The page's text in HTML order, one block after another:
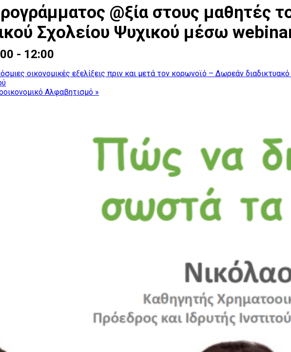
@ξία στους μαθητές
Σχολείου Ψυχικού μέσω
- 12:00
οικονομικές εξελίξεις πριν και μετά τον κορωνοϊό – Δωρεάν
Αλφαβητισμό »